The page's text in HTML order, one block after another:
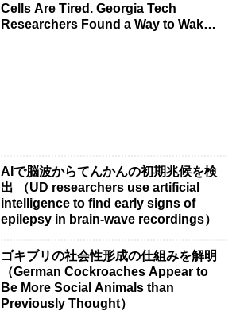
Cells Are Tired. Georgia Tech
Researchers Found a Way to Wake
AIで脳波からてんかんの初期兆候を検
出 （UD researchers use artificial
intelligence to find early signs of
epilepsy in brain-wave recordings）
ゴキブリの社会性形成の仕組みを解明
（German Cockroaches Appear to
Be More Social Animals than
Previously Thought）